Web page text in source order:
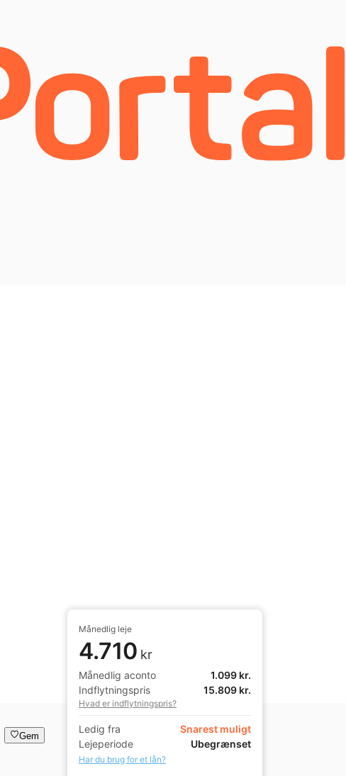
Gem
Månedlig leje
4.710 kr
Månedlig aconto
1.099 kr.
Indflytningspris
15.809 kr.
Hvad er indflytningspris?
Ledig fra
Snarest muligt
Lejeperiode
Ubegrænset
Har du brug for et lån?